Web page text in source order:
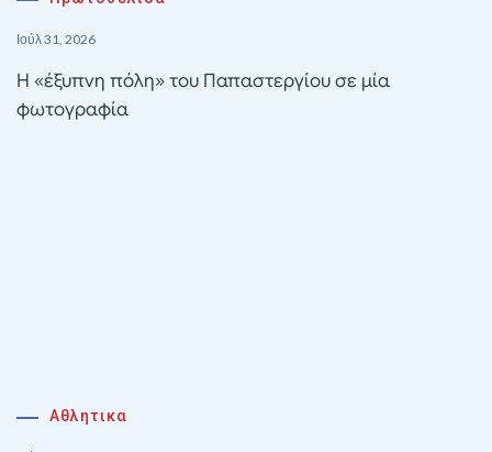
Ιούλ 31, 2026
Η «έξυπνη πόλη» του Παπαστεργίου σε μία
φωτογραφία
Αθλητικα